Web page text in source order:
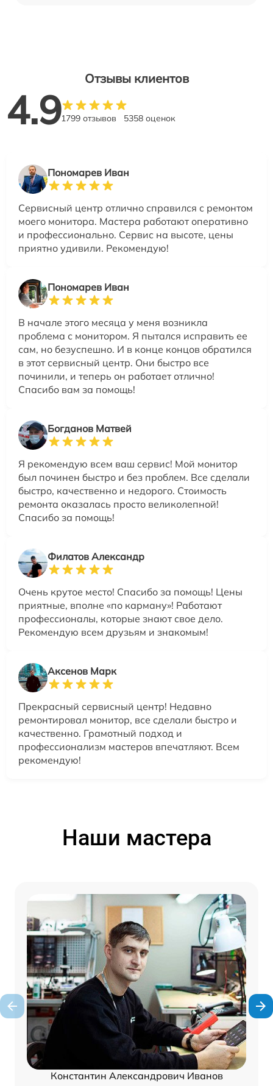
Отзывы клиентов
4.91799 отзывов 5358 оценок
Пономарев Иван
Сервисный центр отлично справился с ремонтом
моего монитора. Мастера работают оперативно
и профессионально. Сервис на высоте, цены
приятно удивили. Рекомендую!
Пономарев Иван
В начале этого месяца у меня возникла
проблема с монитором. Я пытался исправить ее
сам, но безуспешно. И в конце концов обратился
в этот сервисный центр. Они быстро все
починили, и теперь он работает отлично!
Спасибо вам за помощь!
Богданов Матвей
Я рекомендую всем ваш сервис! Мой монитор
был починен быстро и без проблем. Все сделали
быстро, качественно и недорого. Стоимость
ремонта оказалась просто великолепной!
Спасибо за помощь!
Филатов Александр
Очень крутое место! Спасибо за помощь! Цены
приятные, вполне «по карману»! Работают
профессионалы, которые знают свое дело.
Рекомендую всем друзьям и знакомым!
Аксенов Марк
Прекрасный сервисный центр! Недавно
ремонтировал монитор, все сделали быстро и
качественно. Грамотный подход и
профессионализм мастеров впечатляют. Всем
рекомендую!
Наши мастера
Константин Александрович Иванов